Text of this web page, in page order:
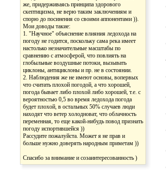
же, придерживаясь принципа здорового
скептицизма, не верю таким заключениям и
спорю до посинения со своими аппонентами )).
Мои доводы такие:
1. "Научное" объяснение влияния ледохода на
погоду не годится, поскольку сама река имеет
настолько незначительные масштабы по
сравнению с атмосферой, что повлиять на
глобыльные воздушные потоки, вызывать
циклоны, антициклоны и пр. не в состоянии.
2. Наблюдения же не имеют основы, вопервых
что считать плохой погодой, а что хорошей,
погода бывает либо плохой либо хорошей, т.е. с
вероятностью 0,5 во время ледохода погода
будет плохой, в остальных 50% случаев люди
находят что ветер холодноват, что облачность
переменная, то еще какой-нибудь повод признать
погоду испортившейся ))
Рассудите пожалуйста. Может я не прав и
больше нужно доверять народным приметам ))
Спасибо за внимание и созаинтересованность )